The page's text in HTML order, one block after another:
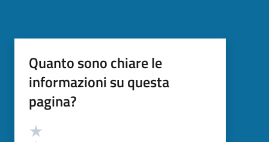
Quanto sono chiare le
informazioni su questa
pagina?
Valutazione